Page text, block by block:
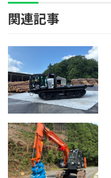
関連記事